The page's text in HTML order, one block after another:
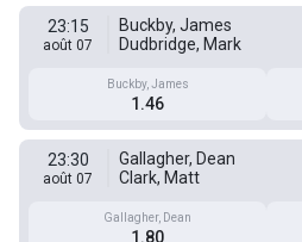
23:15
août 07
Buckby, James
Dudbridge, Mark
Buckby, James
1.46
23:30
août 07
Gallagher, Dean
Clark, Matt
Gallagher, Dean
1.80